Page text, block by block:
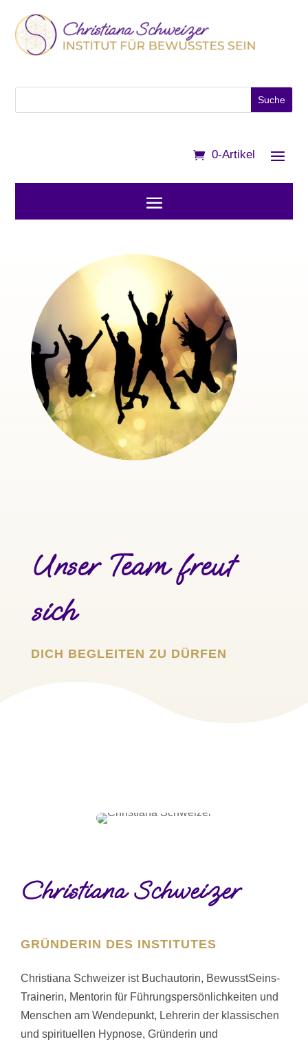
0-Artikel
Unser Team freut
sich
DICH BEGLEITEN ZU DÜRFEN
Christiana Schweizer
GRÜNDERIN DES INSTITUTES
Christiana Schweizer ist Buchautorin, BewusstSeins-
Trainerin, Mentorin für Führungspersönlichkeiten und
Menschen am Wendepunkt, Lehrerin der klassischen
und spirituellen Hypnose, Gründerin und